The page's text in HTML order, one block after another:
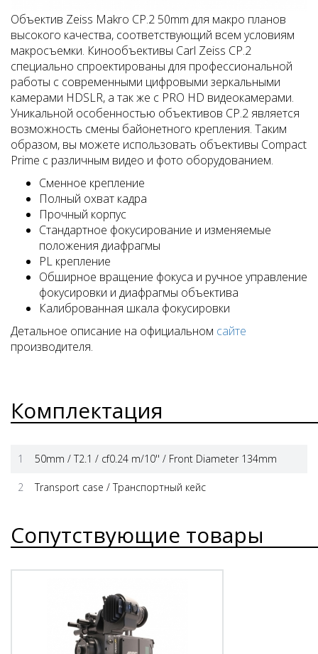
Объектив Zeiss Makro CP.2 50mm для макро планов
высокого качества, соответствующий всем условиям
макросъемки. Кинообъективы Carl Zeiss CP.2
специально спроектированы для профессиональной
работы с современными цифровыми зеркальными
камерами HDSLR, а так же с PRO HD видеокамерами.
Уникальной особенностью объективов CP.2 является
возможность смены байонетного крепления. Таким
образом, вы можете использовать объективы Compact
Prime с различным видео и фото оборудованием.
Сменное крепление
Полный охват кадра
Прочный корпус
Стандартное фокусирование и изменяемые
положения диафрагмы
PL крепление
Обширное вращение фокуса и ручное управление
фокусировки и диафрагмы объектива
Калиброванная шкала фокусировки
Детальное описание на официальном сайте
производителя.
Комплектация
1 50mm / T2.1 / cf0.24 m/10'' / Front Diameter 134mm
2 Transport case / Транспортный кейс
Сопутствующие товары